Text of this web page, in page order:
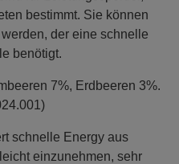
bestimmt. Sie können
der eine schnelle
benötigt.
7%, Erdbeeren 3%.
schnelle Energy aus
einzunehmen, sehr